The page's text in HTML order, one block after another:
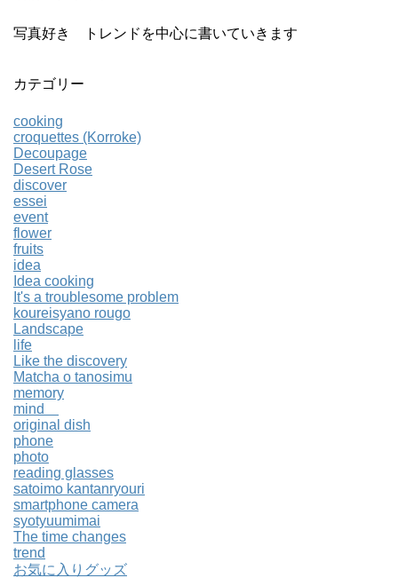
写真好き トレンドを中心に書いていきます
カテゴリー
cooking
croquettes (Korroke)
Decoupage
Desert Rose
discover
essei
event
flower
fruits
idea
Idea cooking
It's a troublesome problem
koureisyano rougo
Landscape
life
Like the discovery
Matcha o tanosimu
memory
mind
original dish
phone
photo
reading glasses
satoimo kantanryouri
smartphone camera
syotyuumimai
The time changes
trend
お気に入りグッズ